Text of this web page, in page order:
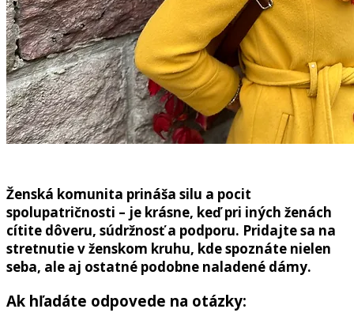
Ženská komunita prináša silu a pocit
spolupatričnosti – je krásne, keď pri iných ženách
cítite dôveru, súdržnosť a podporu. Pridajte sa na
stretnutie v ženskom kruhu, kde spoznáte nielen
seba, ale aj ostatné podobne naladené dámy.
Ak hľadáte odpovede na otázky: